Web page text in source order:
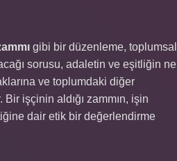
gibi bir düzenleme, toplumsal
sorusu, adaletin ve eşitliğin ne
ve toplumdaki diğer
işçinin aldığı zammın, işin
dair etik bir değerlendirme